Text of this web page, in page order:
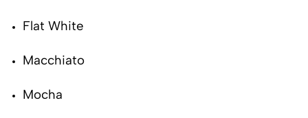
Flat White
Macchiato
Mocha